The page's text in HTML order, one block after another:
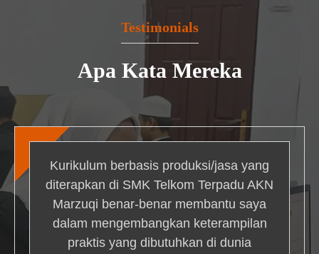
Testimonials
Apa Kata Mereka
Kurikulum berbasis produksi/jasa yang
diterapkan di SMK Telkom Terpadu AKN
Marzuqi benar-benar membantu saya
dalam mengembangkan keterampilan
praktis yang dibutuhkan di dunia